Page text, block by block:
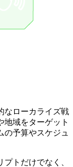
な ローカライズ戦
地域をターゲット
の予算やスケジュ
トだけでなく、